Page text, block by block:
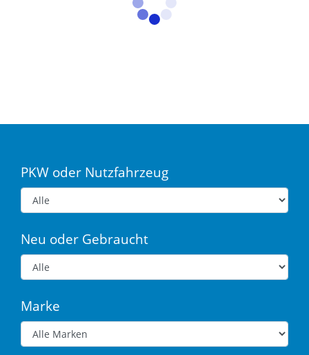
PKW oder Nutzfahrzeug
Neu oder Gebraucht
Marke